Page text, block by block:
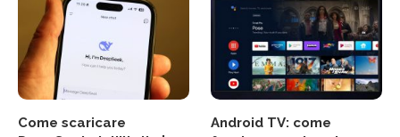
Come scaricare
Android TV: come